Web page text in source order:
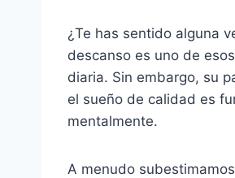
¿Te has sentido alguna
descanso es uno de
diaria. Sin embargo, su
el sueño de calidad es
mentalmente.
A menudo